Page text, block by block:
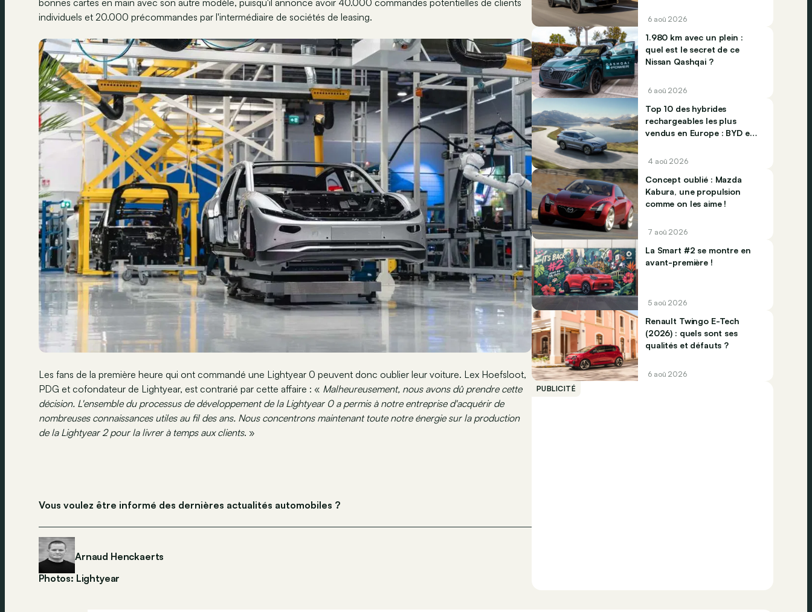
individuels et 20.000 précommandes par l'intermédiaire de sociétés de leasing.
Les fans de la première heure qui ont commandé une Lightyear 0 peuvent donc oublier leur voiture. Lex Hoefsloot,
PDG et cofondateur de Lightyear, est contrarié par cette affaire : « Malheureusement, nous avons dû prendre cette
décision. L'ensemble du processus de développement de la Lightyear 0 a permis à notre entreprise d'acquérir de
nombreuses connaissances utiles au fil des ans. Nous concentrons maintenant toute notre énergie sur la production
de la Lightyear 2 pour la livrer à temps aux clients. »
Vous voulez être informé des dernières actualités automobiles ?
Arnaud Henckaerts
Photos: Lightyear
6 aoû 2026
1.980 km avec un plein :
quel est le secret de ce
Nissan Qashqai ?
6 aoû 2026
Top 10 des hybrides
rechargeables les plus
vendus en Europe : BYD et
4 aoû 2026
Concept oublié : Mazda
Kabura, une propulsion
comme on les aime !
7 aoû 2026
La Smart #2 se montre en
avant-première !
5 aoû 2026
Renault Twingo E-Tech
(2026) : quels sont ses
qualités et défauts ?
6 aoû 2026
PUBLICITÉ